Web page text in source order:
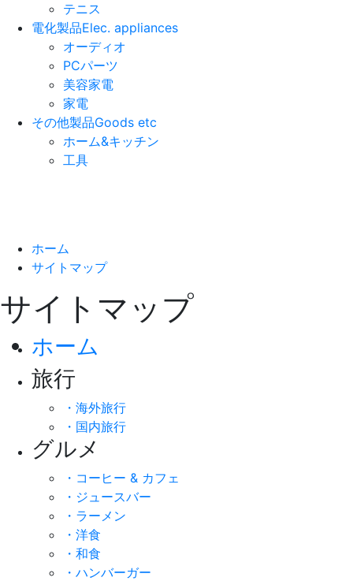
テニス
電化製品Elec. appliances
オーディオ
PCパーツ
美容家電
家電
その他製品Goods etc
ホーム&キッチン
工具
ホーム
サイトマップ
サイトマップ
ホーム
旅行
・海外旅行
・国内旅行
グルメ
・コーヒー & カフェ
・ジュースバー
・ラーメン
・洋食
・和食
・ハンバーガー